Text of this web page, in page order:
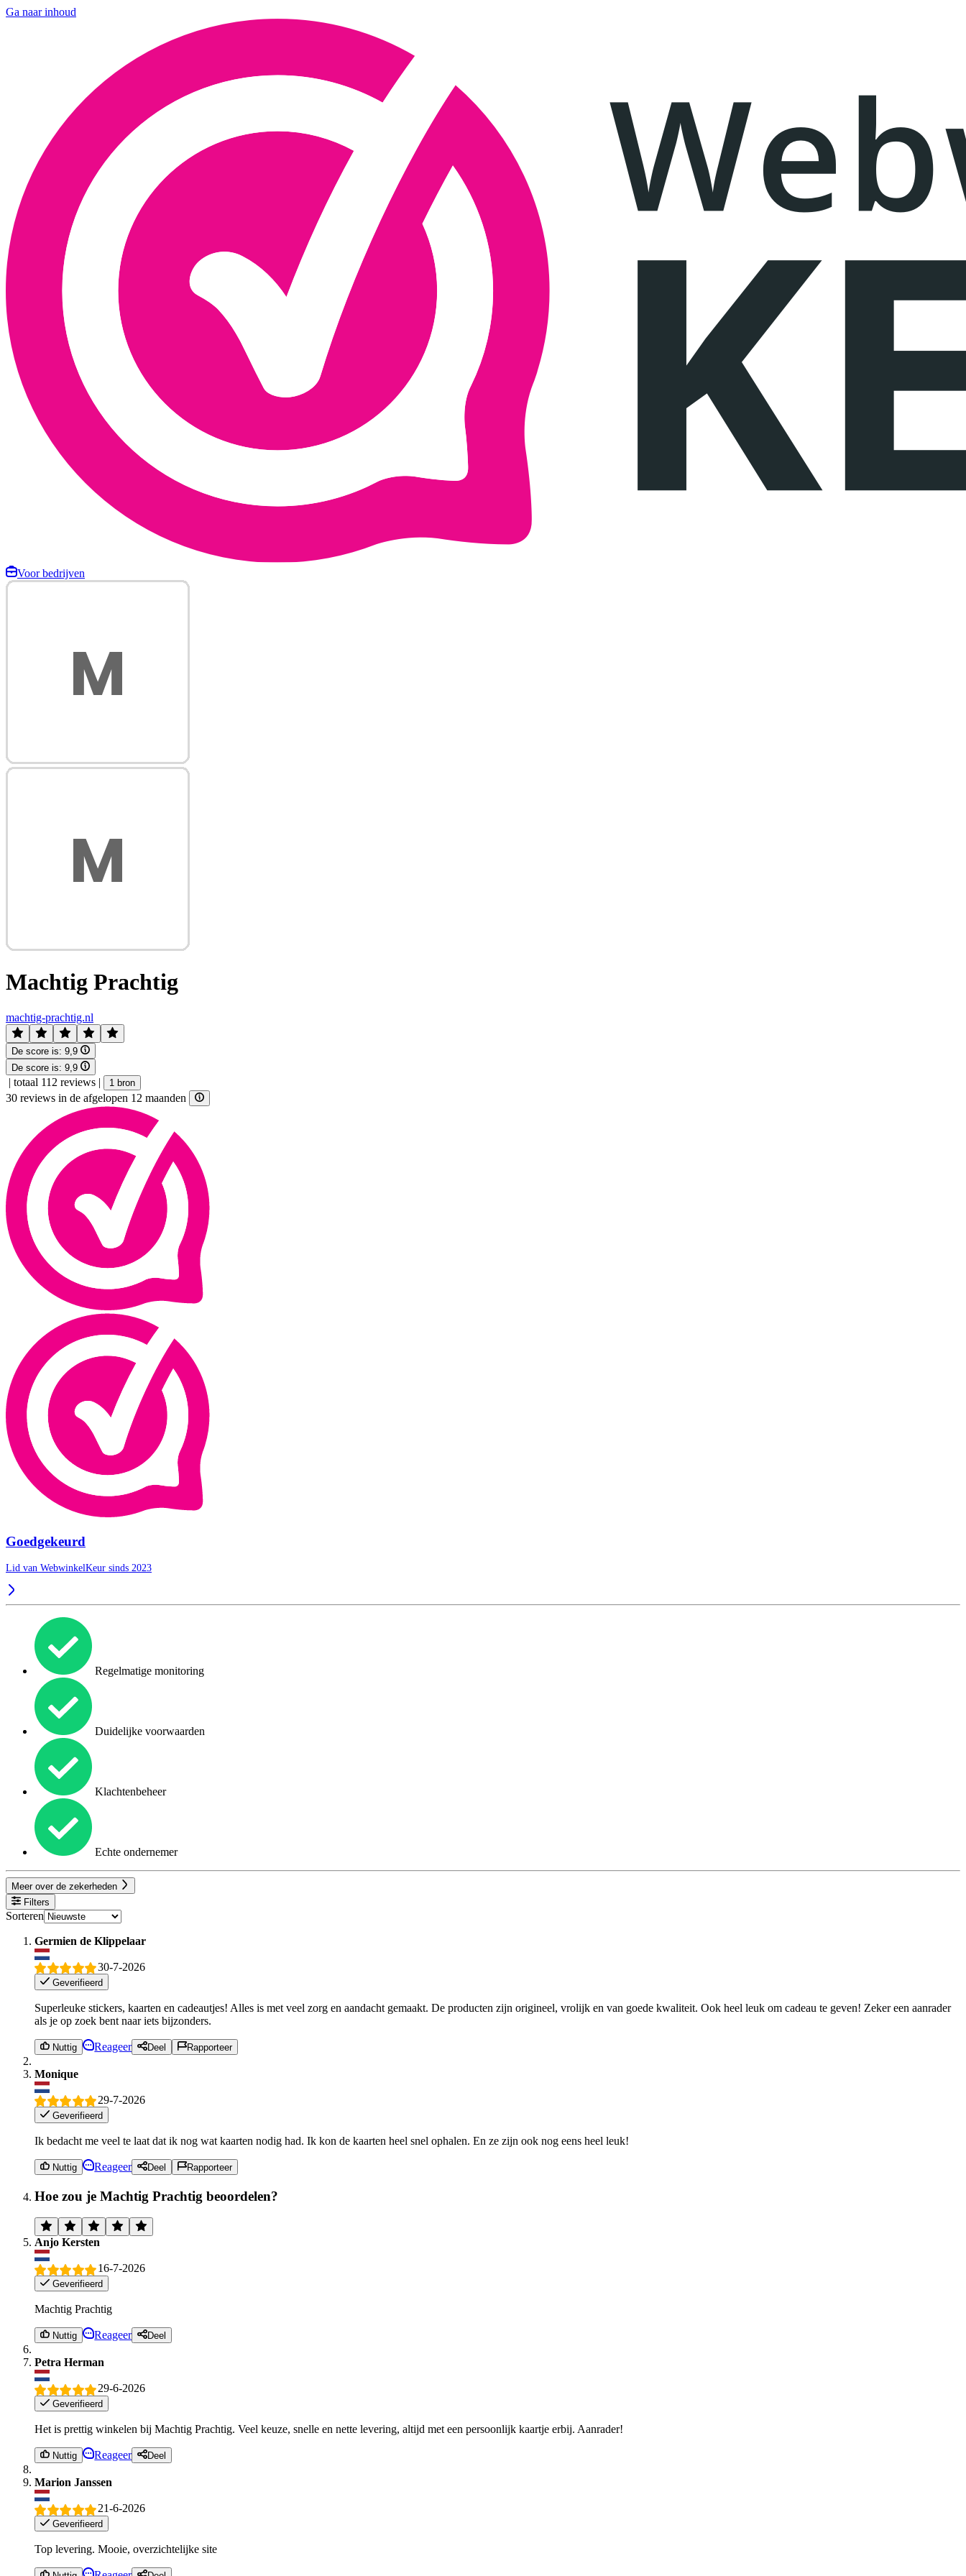
Ga naar inhoud
Voor bedrijven
Machtig Prachtig
machtig-prachtig.nl
De score is: 9,9
De score is: 9,9
| totaal 112 reviews | 1 bron
30 reviews in de afgelopen 12 maanden
Goedgekeurd
Lid van WebwinkelKeur sinds 2023
Regelmatige monitoring
Duidelijke voorwaarden
Klachtenbeheer
Echte ondernemer
Meer over de zekerheden
Filters
Sorteren
Germien de Klippelaar
30-7-2026
Geverifieerd
Superleuke stickers, kaarten en cadeautjes! Alles is met veel zorg en aandacht gemaakt. De producten zijn origineel, vrolijk en van goede kwaliteit. Ook heel leuk om cadeau te geven! Zeker een aanrader
als je op zoek bent naar iets bijzonders.
Nuttig Reageer Deel Rapporteer
Monique
29-7-2026
Geverifieerd
Ik bedacht me veel te laat dat ik nog wat kaarten nodig had. Ik kon de kaarten heel snel ophalen. En ze zijn ook nog eens heel leuk!
Nuttig Reageer Deel Rapporteer
Hoe zou je Machtig Prachtig beoordelen?
Anjo Kersten
16-7-2026
Geverifieerd
Machtig Prachtig
Nuttig Reageer Deel
Petra Herman
29-6-2026
Geverifieerd
Het is prettig winkelen bij Machtig Prachtig. Veel keuze, snelle en nette levering, altijd met een persoonlijk kaartje erbij. Aanrader!
Nuttig Reageer Deel
Marion Janssen
21-6-2026
Geverifieerd
Top levering. Mooie, overzichtelijke site